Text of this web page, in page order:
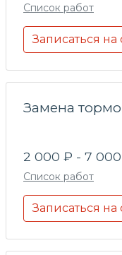
Список работ
Записаться на
Замена
2 000 ₽ - 7
Список работ
Записаться на